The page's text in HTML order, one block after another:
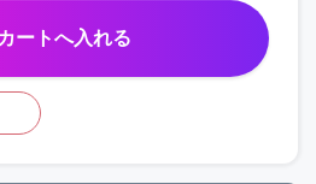
ートへ入れる